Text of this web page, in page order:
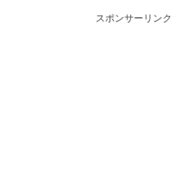
スポンサーリンク